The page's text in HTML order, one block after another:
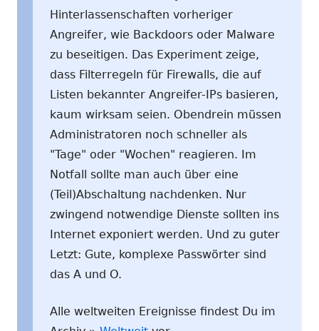
Hinterlassenschaften vorheriger
Angreifer, wie Backdoors oder Malware
zu beseitigen. Das Experiment zeige,
dass Filterregeln für Firewalls, die auf
Listen bekannter Angreifer-IPs basieren,
kaum wirksam seien. Obendrein müssen
Administratoren noch schneller als
"Tage" oder "Wochen" reagieren. Im
Notfall sollte man auch über eine
(Teil)Abschaltung nachdenken. Nur
zwingend notwendige Dienste sollten ins
Internet exponiert werden. Und zu guter
Letzt: Gute, komplexe Passwörter sind
das A und O.
Alle weltweiten Ereignisse findest Du im